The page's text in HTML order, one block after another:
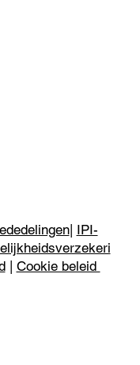
| IPI-
| Cookie beleid